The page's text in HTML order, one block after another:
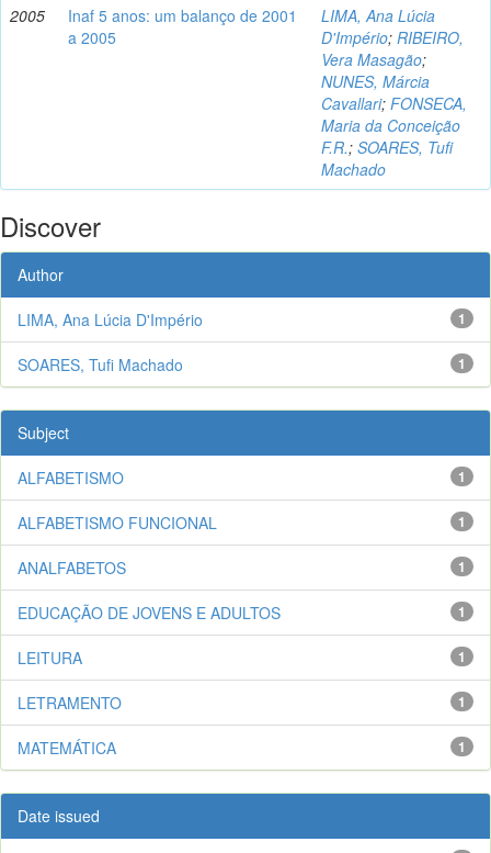
2005
Inaf 5 anos: um balanço de 2001
a 2005
LIMA, Ana Lúcia
D'Império; RIBEIRO,
Vera Masagão;
NUNES, Márcia
Cavallari; FONSECA,
Maria da Conceição
F.R.; SOARES, Tufi
Machado
Discover
Author
1
LIMA, Ana Lúcia D'Império
1
SOARES, Tufi Machado
Subject
1
ALFABETISMO
1
ALFABETISMO FUNCIONAL
1
ANALFABETOS
1
EDUCAÇÃO DE JOVENS E ADULTOS
1
LEITURA
1
LETRAMENTO
1
MATEMÁTICA
Date issued